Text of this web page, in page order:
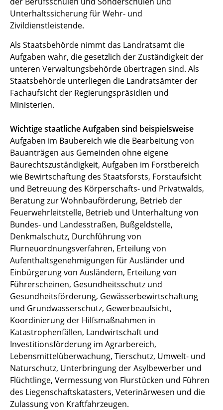
Unterhaltssicherung für Wehr- und
Zivildienstleistende.
Als Staatsbehörde nimmt das Landratsamt die
Aufgaben wahr, die gesetzlich der Zuständigkeit der
unteren Verwaltungsbehörde übertragen sind. Als
Staatsbehörde unterliegen die Landratsämter der
Fachaufsicht der Regierungspräsidien und
Ministerien.
Wichtige staatliche Aufgaben sind beispielsweise
Aufgaben im Baubereich wie die Bearbeitung von
Bauanträgen aus Gemeinden ohne eigene
Baurechtszuständigkeit, Aufgaben im Forstbereich
wie Bewirtschaftung des Staatsforsts, Forstaufsicht
und Betreuung des Körperschafts- und Privatwalds,
Beratung zur Wohnbauförderung, Betrieb der
Feuerwehrleitstelle, Betrieb und Unterhaltung von
Bundes- und Landesstraßen, Bußgeldstelle,
Denkmalschutz, Durchführung von
Flurneuordnungsverfahren, Erteilung von
Aufenthaltsgenehmigungen für Ausländer und
Einbürgerung von Ausländern, Erteilung von
Führerscheinen, Gesundheitsschutz und
Gesundheitsförderung, Gewässerbewirtschaftung
und Grundwasserschutz, Gewerbeaufsicht,
Koordinierung der Hilfsmaßnahmen in
Katastrophenfällen, Landwirtschaft und
Investitionsförderung im Agrarbereich,
Lebensmittelüberwachung, Tierschutz, Umwelt- und
Naturschutz, Unterbringung der Asylbewerber und
Flüchtlinge, Vermessung von Flurstücken und Führen
des Liegenschaftskatasters, Veterinärwesen und die
Zulassung von Kraftfahrzeugen.